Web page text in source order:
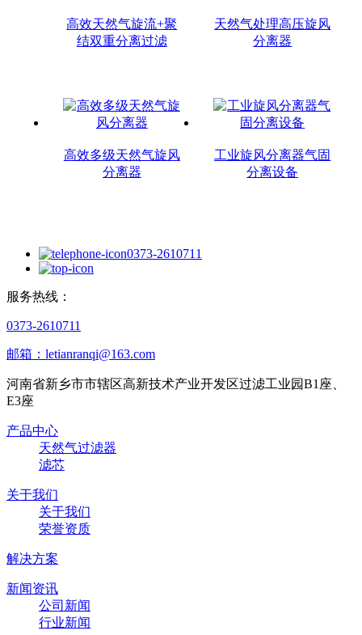
高效天然气旋流+聚
结双重分离过滤
天然气处理高压旋风
分离器
高效多级天然气旋风
分离器
工业旋风分离器气固
分离设备
0373-2610711
服务热线：
0373-2610711
邮箱：letianranqi@163.com
河南省新乡市市辖区高新技术产业开发区过滤工业园B1座、
E3座
产品中心
天然气过滤器
滤芯
关于我们
关于我们
荣誉资质
解决方案
新闻资讯
公司新闻
行业新闻